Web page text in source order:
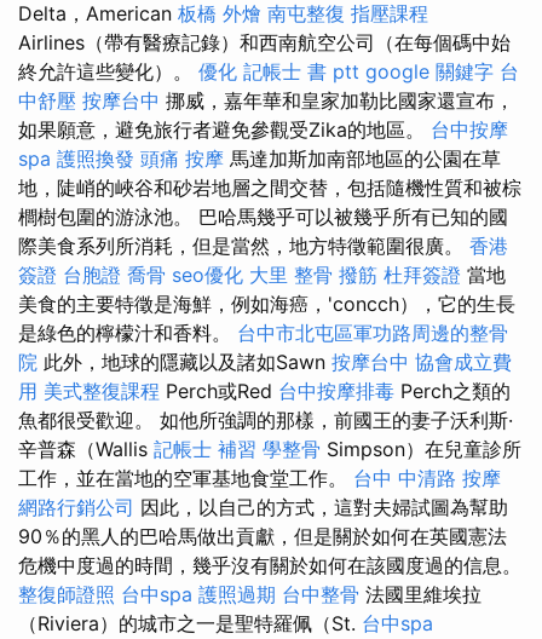
Delta，American 板橋 外燴 南屯整復 指壓課程
Airlines（帶有醫療記錄）和西南航空公司（在每個碼中始
終允許這些變化）。 優化 記帳士 書 ptt google 關鍵字 台
中舒壓 按摩台中 挪威，嘉年華和皇家加勒比國家還宣布，
如果願意，避免旅行者避免參觀受Zika的地區。 台中按摩
spa 護照換發 頭痛 按摩 馬達加斯加南部地區的公園在草
地，陡峭的峽谷和砂岩地層之間交替，包括隨機性質和被棕
櫚樹包圍的游泳池。 巴哈馬幾乎可以被幾乎所有已知的國
際美食系列所消耗，但是當然，地方特徵範圍很廣。 香港
簽證 台胞證 喬骨 seo優化 大里 整骨 撥筋 杜拜簽證 當地
美食的主要特徵是海鮮，例如海癌，'concch），它的生長
是綠色的檸檬汁和香料。 台中市北屯區軍功路周邊的整骨
院 此外，地球的隱藏以及諸如Sawn 按摩台中 協會成立費
用 美式整復課程 Perch或Red 台中按摩排毒 Perch之類的
魚都很受歡迎。 如他所強調的那樣，前國王的妻子沃利斯·
辛普森（Wallis 記帳士 補習 學整骨 Simpson）在兒童診所
工作，並在當地的空軍基地食堂工作。 台中 中清路 按摩
網路行銷公司 因此，以自己的方式，這對夫婦試圖為幫助
90％的黑人的巴哈馬做出貢獻，但是關於如何在英國憲法
危機中度過的時間，幾乎沒有關於如何在該國度過的信息。
整復師證照 台中spa 護照過期 台中整骨 法國里維埃拉
（Riviera）的城市之一是聖特羅佩（St. 台中spa